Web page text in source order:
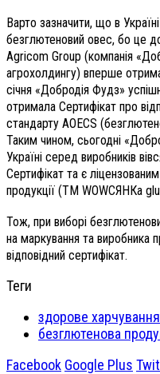
Варто зазначити, що в
безглютеновий овес, бо це
Agricom Group (компанія
агрохолдингу) вперше
січня «Добродія Фудз»
отримала Сертифікат про
стандарту AOECS
Таким чином, сьогодні
Україні серед виробників
Сертифікат та є
продукції (ТМ WOWСЯНКа
Тож, при виборі
на маркування та виробника
відповідний сертифікат.
Теги
здорове харчування
безглютенова
Facebook Google Plus